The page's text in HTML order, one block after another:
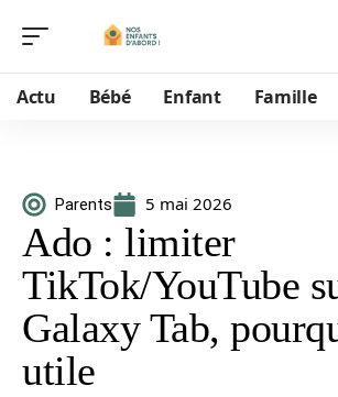
Actu Bébé Enfant Famille
Parents 5 mai 2026
Ado : limiter
TikTok/YouTube
Galaxy Tab,
utile